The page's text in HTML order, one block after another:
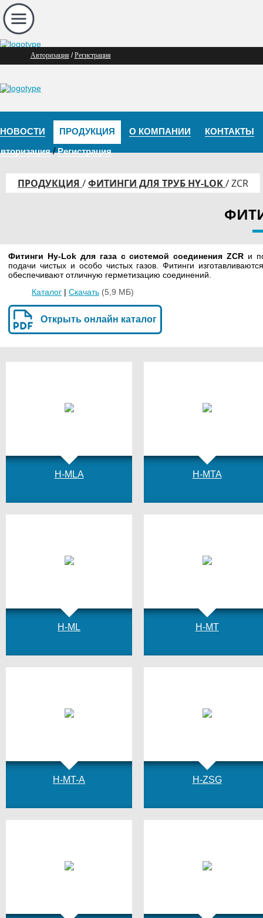
Авторизация /Регистрация
НОВОСТИ ПРОДУКЦИЯ О КОМПАНИИ
КОНТАКТЫ
/Регистрация
ПРОДУКЦИЯ /ФИТИНГИ ДЛЯ ТРУБ HY-LOK/ZCR
Фитинги Hy-Lok для газа с системой соединения ZCR и
подачи чистых и особо чистых газов. Фитинги
обеспечивают отличную герметизацию соединений.
Каталог | Скачать (5,9 МБ)
Открыть онлайн каталог
H-MLA H-MTA
H-ML H-MT
H-MT-A H-ZSG